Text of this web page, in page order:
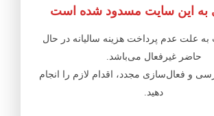
این سایت مسدود شده است
علت عدم پرداخت هزینه سالیانه در حال
حاضر غیرفعال می‌باشد.
و فعال‌سازی مجدد، اقدام لازم را انجام
دهید.